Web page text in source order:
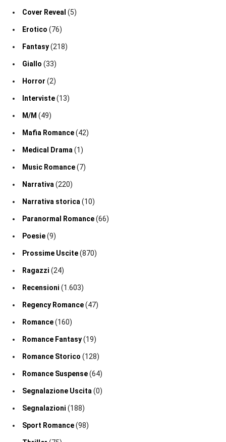
Cover Reveal (5)
Erotico (76)
Fantasy(218)
Giallo (33)
Horror (2)
Interviste(13)
M/M (49)
Mafia Romance(42)
Medical Drama (1)
Music Romance(7)
Narrativa (220)
Narrativa storica (10)
Paranormal Romance(66)
Poesie(9)
Prossime Uscite(870)
Ragazzi (24)
Recensioni (1.603)
Regency Romance(47)
Romance(160)
Romance Fantasy(19)
Romance Storico (128)
Romance Suspense(64)
Segnalazione Uscita (0)
Segnalazioni (188)
Sport Romance(98)